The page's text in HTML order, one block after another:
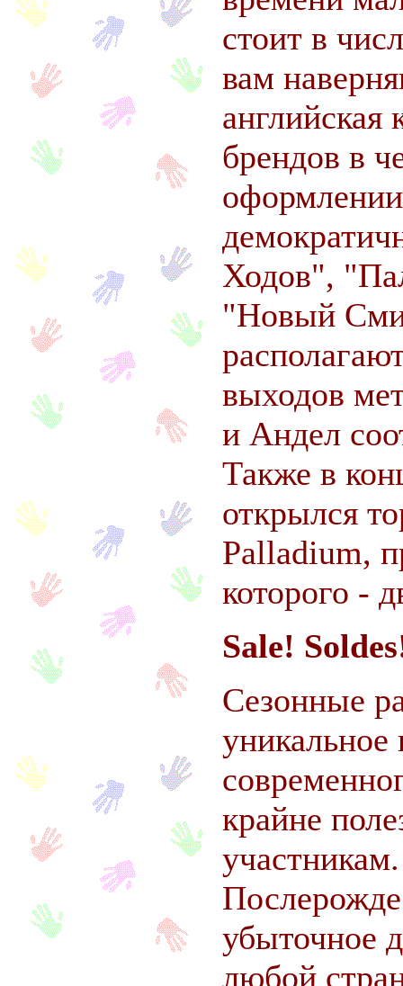
стоит в
вам
английская
брендов в
Ходов",
"Новый
выходов
и Андел
Также в
открылся
Palladium,
которого -
Sale!
Сезонные
уникальное
крайне
участникам.
убыточное
любой